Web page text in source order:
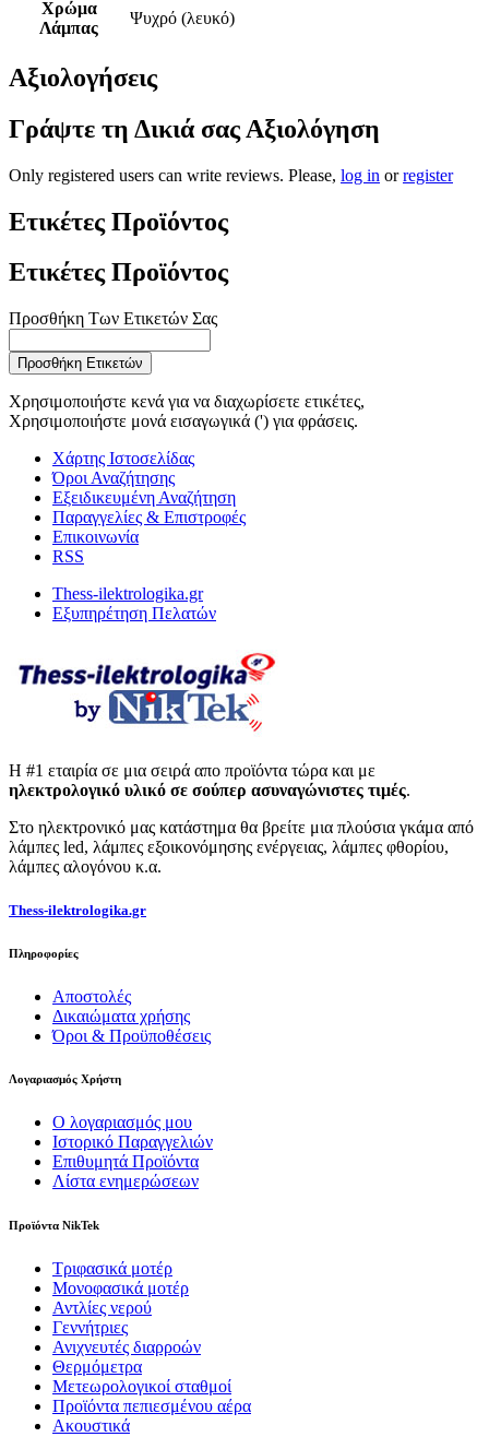
Χρώμα
Λάμπας
Ψυχρό (λευκό)
Αξιολογήσεις
Γράψτε τη Δικιά σας Αξιολόγηση
Only registered users can write reviews. Please, log in orregister
Ετικέτες Προϊόντος
Ετικέτες Προϊόντος
Προσθήκη Των Ετικετών Σας
Προσθήκη Ετικετών
Χρησιμοποιήστε κενά για να διαχωρίσετε ετικέτες,
Χρησιμοποιήστε μονά εισαγωγικά (') για φράσεις.
Χάρτης Ιστοσελίδας
Όροι Αναζήτησης
Εξειδικευμένη Αναζήτηση
Παραγγελίες & Επιστροφές
Επικοινωνία
RSS
Thess-ilektrologika.gr
Εξυπηρέτηση Πελατών
Η #1 εταιρία σε μια σειρά απο προϊόντα τώρα και με
ηλεκτρολογικό υλικό σε σούπερ ασυναγώνιστες τιμές.
Στο ηλεκτρονικό μας κατάστημα θα βρείτε μια πλούσια γκάμα από
λάμπες led, λάμπες εξοικονόμησης ενέργειας, λάμπες φθορίου,
λάμπες αλογόνου κ.α.
Thess-ilektrologika.gr
Πληροφορίες
Αποστολές
Δικαιώματα χρήσης
Όροι & Προϋποθέσεις
Λογαριασμός Χρήστη
Ο λογαριασμός μου
Ιστορικό Παραγγελιών
Επιθυμητά Προϊόντα
Λίστα ενημερώσεων
Προϊόντα NikTek
Τριφασικά μοτέρ
Μονοφασικά μοτέρ
Αντλίες νερού
Γεννήτριες
Ανιχνευτές διαρροών
Θερμόμετρα
Μετεωρολογικοί σταθμοί
Προϊόντα πεπιεσμένου αέρα
Ακουστικά